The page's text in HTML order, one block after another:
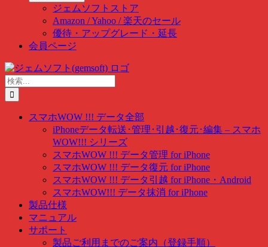
ジェムソフトストア
Amazon / Yahoo / 楽天のセール
優待・アップグレード・延長
会員ページ
Skip
to
content
検
索
…
スマホWOW !!! データ全部
iPhoneデータ転送･管理･引越･復元･編集 – スマホ
WOW!!! シリーズ
スマホWOW !!! データ管理 for iPhone
スマホWOW !!! データ復元 for iPhone
スマホWOW !!! データ引越 for iPhone・Android
スマホWOW!!! データ抹消 for iPhone
製品仕様
マニュアル
サポート
製品ご利用までのご案内（登録手順）